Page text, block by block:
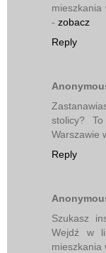
mieszkania
- zobacz
Reply
stolicy?
Warszawie
Reply
Szukasz
Wejdź w
mieszkania